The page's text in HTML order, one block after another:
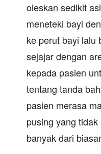
oleskan sedikit
meneteki bayi
ke perut bayi lalu
sejajar dengan
kepada pasien
tentang tanda
pasien merasa
pusing yang
banyak dari